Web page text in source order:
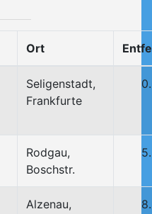
Ort
Seligenstadt,
Frankfurte
Rodgau,
Boschstr.
Alzenau,